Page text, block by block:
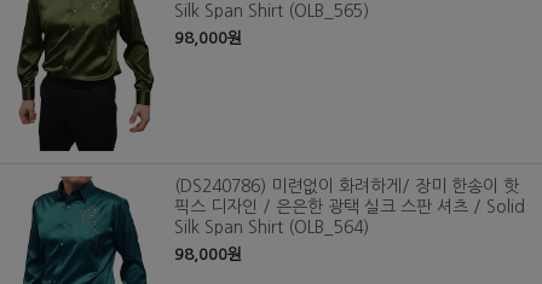
Silk Span Shirt (OLB_565)
98,000원
(DS240786) 미련없이 화려하게/ 장미 한송이 핫
픽스 디자인 / 은은한 광택 실크 스판 셔츠 / Solid
Silk Span Shirt (OLB_564)
98,000원